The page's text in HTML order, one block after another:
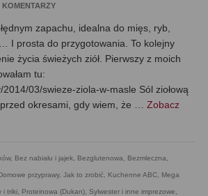
KOMENTARZY
zapachu, idealna do mięs, ryb,
I prosta do przygotowania. To kolejny
życia świeżych ziół. Pierwszy z moich
tu:
03/swieze-ziola-w-masle Sól ziołową
okresami, gdy wiem, że … Zobacz
, Bez nabiału i jajek Bezglutenowa Bezmleczna
przyprawy, Jak to zrobić Kuchenne ABC Mega
i triki Proteinowa (Dukan) Sylwester i inne imprezowe